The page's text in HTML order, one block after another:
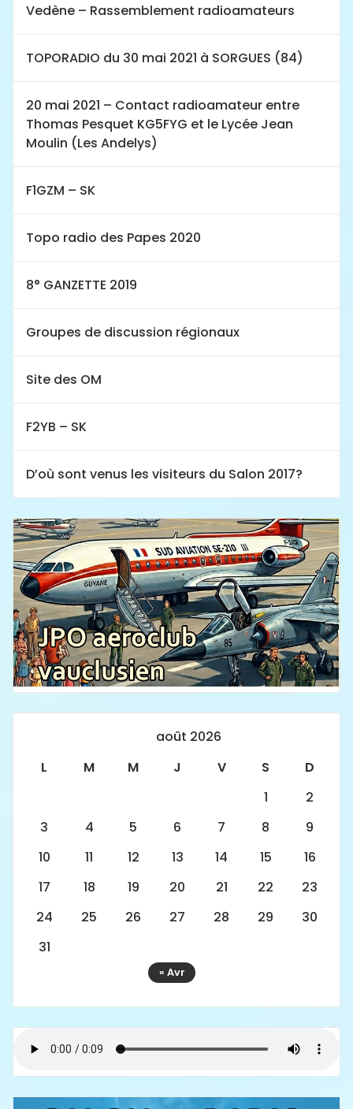
Vedène – Rassemblement radioamateurs
TOPORADIO du 30 mai 2021 à SORGUES (84)
20 mai 2021 – Contact radioamateur entre
Thomas Pesquet KG5FYG et le Lycée Jean
Moulin (Les Andelys)
F1GZM – SK
Topo radio des Papes 2020
8° GANZETTE 2019
Groupes de discussion régionaux
Site des OM
F2YB – SK
D’où sont venus les visiteurs du Salon 2017?
août 2026
L
M M J V S
D
1
2
3
4 5 6 7 8
9
10
11 12 13 14 15
16
17
18 19 20 21 22
23
24
25 26 27 28 29
30
31
« Avr